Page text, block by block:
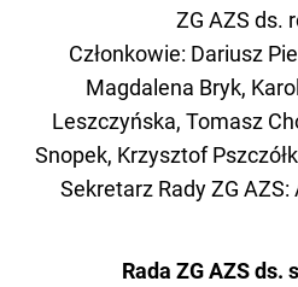
ZG AZS ds.
Członkowie: Dariusz
Magdalena Bryk,
Leszczyńska, Tomasz
Snopek, Krzysztof
Sekretarz Rady ZG
Rada ZG AZS ds.